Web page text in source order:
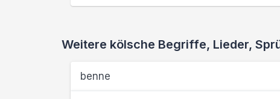
Weitere kölsche Begriffe, Lieder,
benne